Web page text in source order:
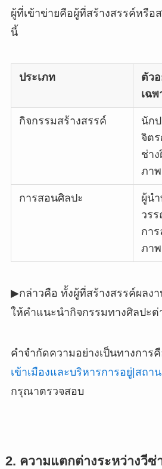
ผู้ที่เข้าข่ายคือผู้ที่สร้างสรรค์หรือ
นี้
ประเภท
ตัว
เฉพ
กิจกรรมสร้างสรรค์
นัก
จิต
ช่า
ภาพ
การสอนศิลปะ
ผู้น
วร
กา
ภา
▶︎กล่าวคือ ทั้งผู้ที่สร้างสรรค์ผลง
ให้คำแนะนำกิจกรรมทางศิลปะต่
คำจำกัดความอย่างเป็นทางการ
เข้าเมืองและบริหารการอยู่|สถา
กรุณาตรวจสอบ
2. ความแตกต่างระหว่างวีซ่